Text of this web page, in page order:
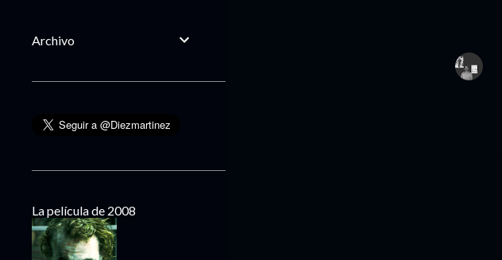
Archivo
La película de 2008